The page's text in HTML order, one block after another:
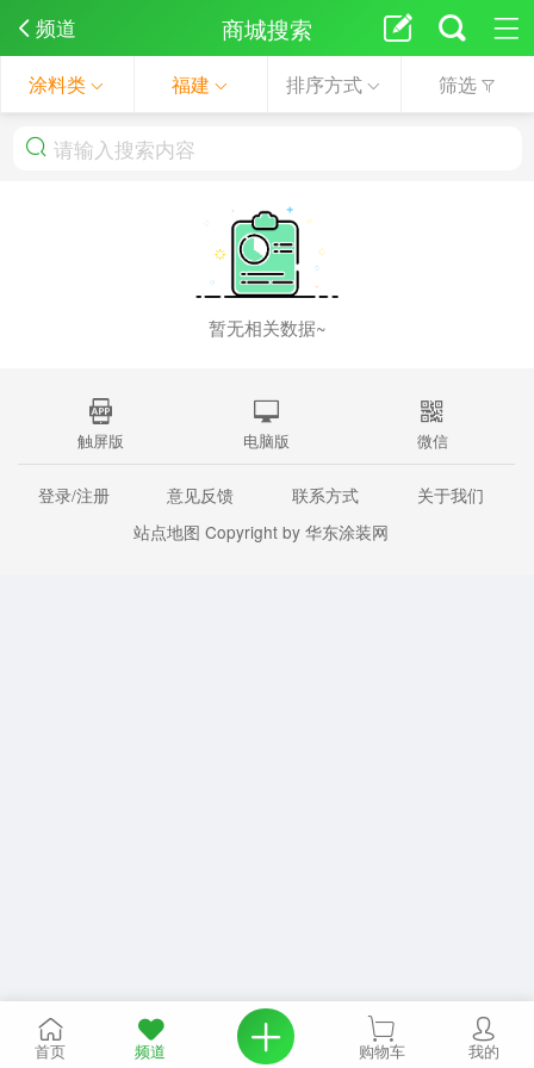
频道 商城搜索
涂料类 福建 排序方式 筛选
暂无相关数据~
触屏版 电脑版 微信
登录/注册 意见反馈 联系方式
关于我们
站点地图 Copyright by 华东涂装网
首页 频道 购物车 我的